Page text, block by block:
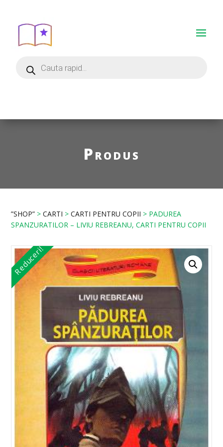
Produs
”SHOP” >CARTI >CARTI PENTRU COPII > PADUREA
SPANZURATILOR – LIVIU REBREANU, CARTI PENTRU COPII
Reduceri!